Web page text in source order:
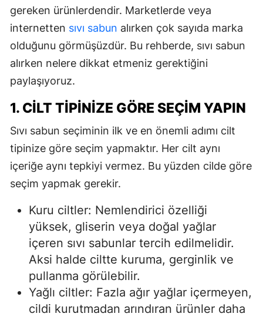
gereken ürünlerdendir. Marketlerde veya
internetten sıvı sabun alırken çok sayıda marka
olduğunu görmüşüzdür. Bu rehberde, sıvı sabun
alırken nelere dikkat etmeniz gerektiğini
paylaşıyoruz.
1. CILT TIPINIZE GÖRE SEÇIM YAPIN
Sıvı sabun seçiminin ilk ve en önemli adımı cilt
tipinize göre seçim yapmaktır. Her cilt aynı
içeriğe aynı tepkiyi vermez. Bu yüzden cilde göre
seçim yapmak gerekir.
Kuru ciltler: Nemlendirici özelliği
yüksek, gliserin veya doğal yağlar
içeren sıvı sabunlar tercih edilmelidir.
Aksi halde ciltte kuruma, gerginlik ve
pullanma görülebilir.
Yağlı ciltler: Fazla ağır yağlar içermeyen,
cildi kurutmadan arındıran ürünler daha